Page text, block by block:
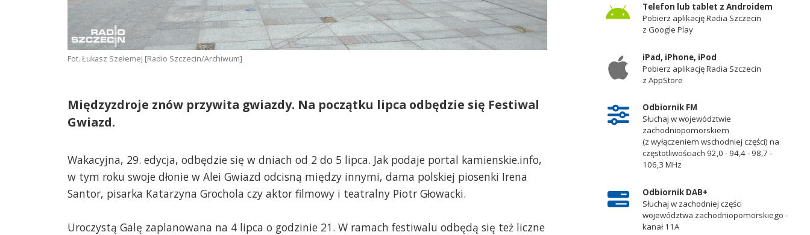
Fot. Łukasz Szełemej [Radio Szczecin/Archiwum]
Międzyzdroje znów przywita gwiazdy. Na początku lipca odbędzie się Festiwal
Gwiazd.
Wakacyjna, 29. edycja, odbędzie się w dniach od 2 do 5 lipca. Jak podaje portal kamienskie.info,
w tym roku swoje dłonie w Alei Gwiazd odcisną między innymi, dama polskiej piosenki Irena
Santor, pisarka Katarzyna Grochola czy aktor filmowy i teatralny Piotr Głowacki.
Uroczystą Galę zaplanowana na 4 lipca o godzinie 21. W ramach festiwalu odbędą się też liczne
Telefon lub tablet z Androidem
Pobierz aplikację Radia Szczecin
z Google Play
iPad, iPhone, iPod
Pobierz aplikację Radia Szczecin
z AppStore
Odbiornik FM
Słuchaj w województwie
zachodniopomorskiem
(z wyłączeniem wschodniej części) na
częstotliwościach 92,0 - 94,4 - 98,7 -
106,3 MHz
Odbiornik DAB+
Słuchaj w zachodniej części
województwa zachodniopomorskiego -
kanał 11A